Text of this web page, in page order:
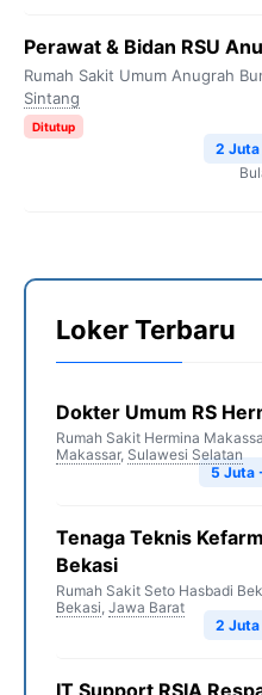
Perawat & Bidan RSU
Rumah Sakit Umum Anugrah
Sintang
Ditutup
2
Loker Terbaru
Dokter Umum RS
Rumah Sakit Hermina
Makassar, Sulawesi Selatan
5 Juta
Tenaga Teknis
Bekasi
Rumah Sakit Seto Hasbadi
Bekasi, Jawa Barat
2
IT Support RSIA